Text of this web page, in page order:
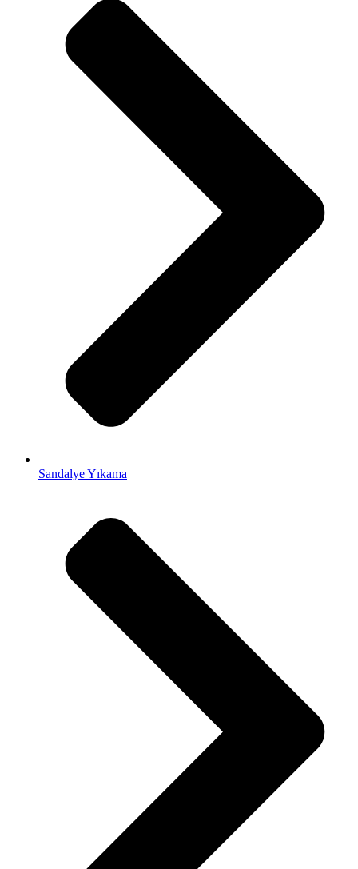
Sandalye Yıkama